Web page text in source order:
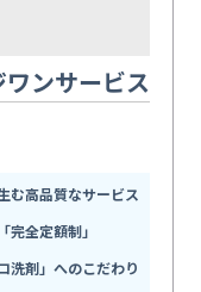
ワンサービス
む高品質なサービス
全定額制」
洗剤」へのこだわり